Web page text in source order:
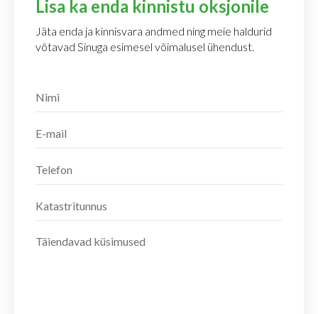
Lisa ka enda kinnistu oksjonile
Jäta enda ja kinnisvara andmed ning meie haldurid
võtavad Sinuga esimesel võimalusel ühendust.